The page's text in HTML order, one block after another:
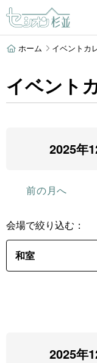
ホーム イベントカ
イベント
前の月へ
2025年
会場で絞り込む：
2025年